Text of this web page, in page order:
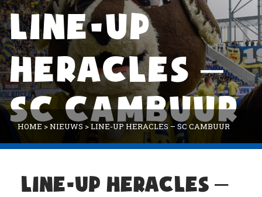
LINE-UP
HERACLES –
SC CAMBUUR
HOME >NIEUWS >LINE-UP HERACLES – SC CAMBUUR
LINE-UP HERACLES –